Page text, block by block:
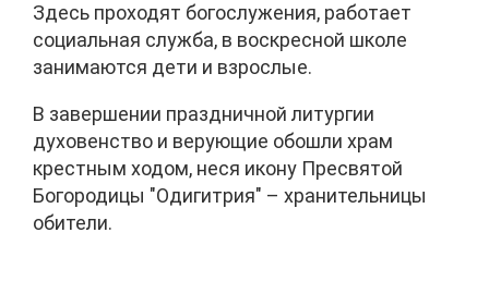
Здесь проходят богослужения, работает
социальная служба, в воскресной школе
занимаются дети и взрослые.
В завершении праздничной литургии
духовенство и верующие обошли храм
крестным ходом, неся икону Пресвятой
Богородицы "Одигитрия" – хранительницы
обители.